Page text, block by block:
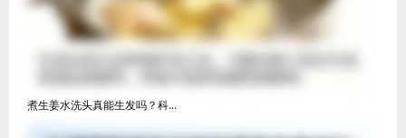
煮生姜水洗头真能生发吗？科...